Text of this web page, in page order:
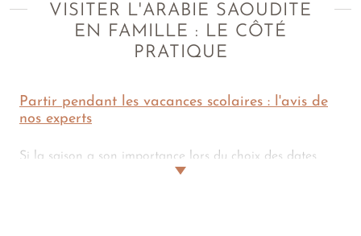
VISITER L'ARABIE SAOUDITE
EN FAMILLE : LE CÔTÉ
PRATIQUE
Partir pendant les vacances scolaires : l'avis de
nos experts
Si la saison a son importance lors du choix des dates
pour un périple en Arabie saoudite, le calendrier scolaire